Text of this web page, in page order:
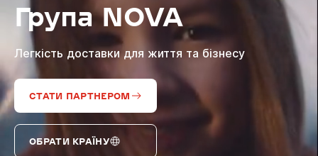
Nova Global
Nova Digital
Supernova Airlines
Група NOVA
Легкість доставки для життя та бізнесу
СТАТИ ПАРТНЕРОМ
ОБРАТИ КРАЇНУ